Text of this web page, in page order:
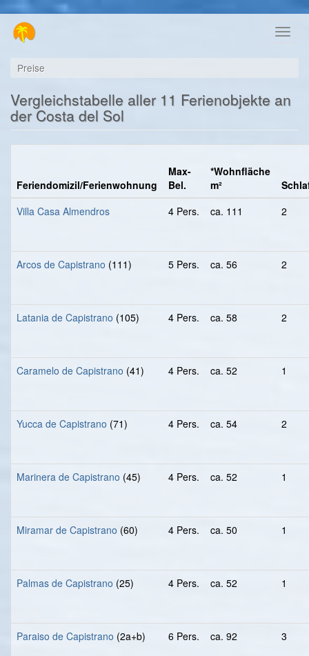
Direkt
zum
Preise
Vergleichstabelle aller 11 Ferienobjekte an
der Costa del Sol
Feriendomizil/Ferienwohnung
Max-
Bel.
*Wohnfläche
m²
Villa Casa Almendros
4 Pers. ca. 111 2
Arcos de Capistrano (111) 5 Pers. ca. 56 2
Latania de Capistrano (105) 4 Pers. ca. 58 2
Caramelo de Capistrano (41) 4 Pers. ca. 52 1
Yucca de Capistrano (71) 4 Pers. ca. 54 2
Marinera de Capistrano (45) 4 Pers. ca. 52 1
Miramar de Capistrano (60) 4 Pers. ca. 50 1
Palmas de Capistrano (25) 4 Pers. ca. 52 1
Paraiso de Capistrano (2a+b) 6 Pers. ca. 92 3